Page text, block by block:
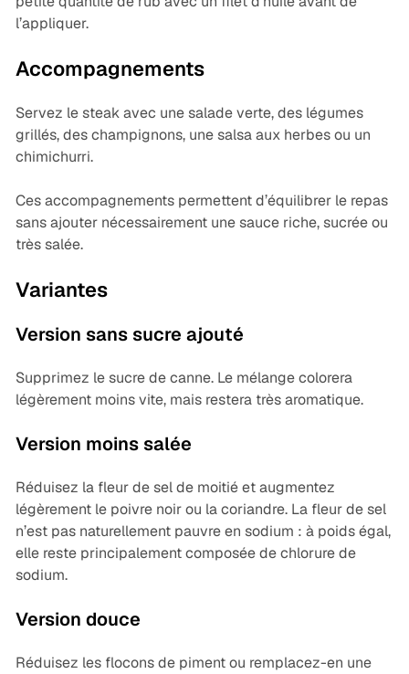
l’appliquer.
Accompagnements
Servez le steak avec une salade verte, des légumes
grillés, des champignons, une salsa aux herbes ou un
chimichurri.
Ces accompagnements permettent d’équilibrer le repas
sans ajouter nécessairement une sauce riche, sucrée ou
très salée.
Variantes
Version sans sucre ajouté
Supprimez le sucre de canne. Le mélange colorera
légèrement moins vite, mais restera très aromatique.
Version moins salée
Réduisez la fleur de sel de moitié et augmentez
légèrement le poivre noir ou la coriandre. La fleur de sel
n’est pas naturellement pauvre en sodium : à poids égal,
elle reste principalement composée de chlorure de
sodium.
Version douce
Réduisez les flocons de piment ou remplacez-en une